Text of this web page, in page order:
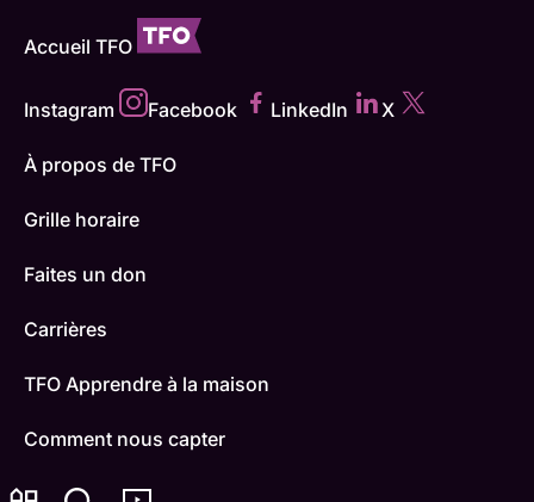
Accueil TFO
Instagram Facebook LinkedIn X
À propos de TFO
Grille horaire
Faites un don
Carrières
TFO Apprendre à la maison
Comment nous capter
Contactez-nous